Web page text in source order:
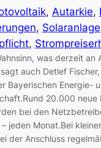
, Autarkie,
, Solaranlage
,
was derzeit an
sagt auch Detlef
Bayerischen Energie-
20.000 neue
bei den
jeden Monat.Bei
der Anschluss